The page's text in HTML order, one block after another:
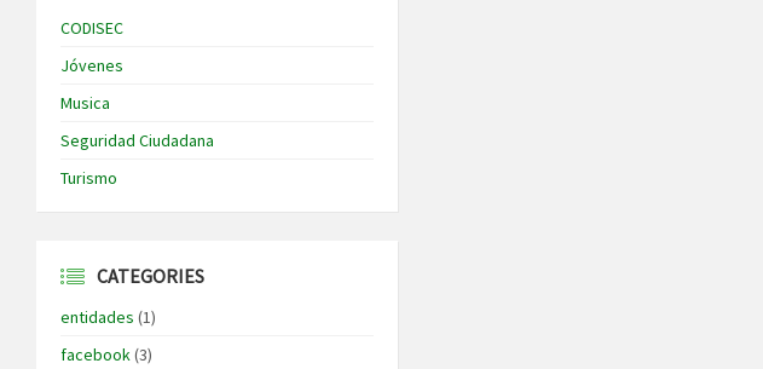
CODISEC
Jóvenes
Musica
Seguridad Ciudadana
Turismo
CATEGORIES
entidades (1)
facebook(3)